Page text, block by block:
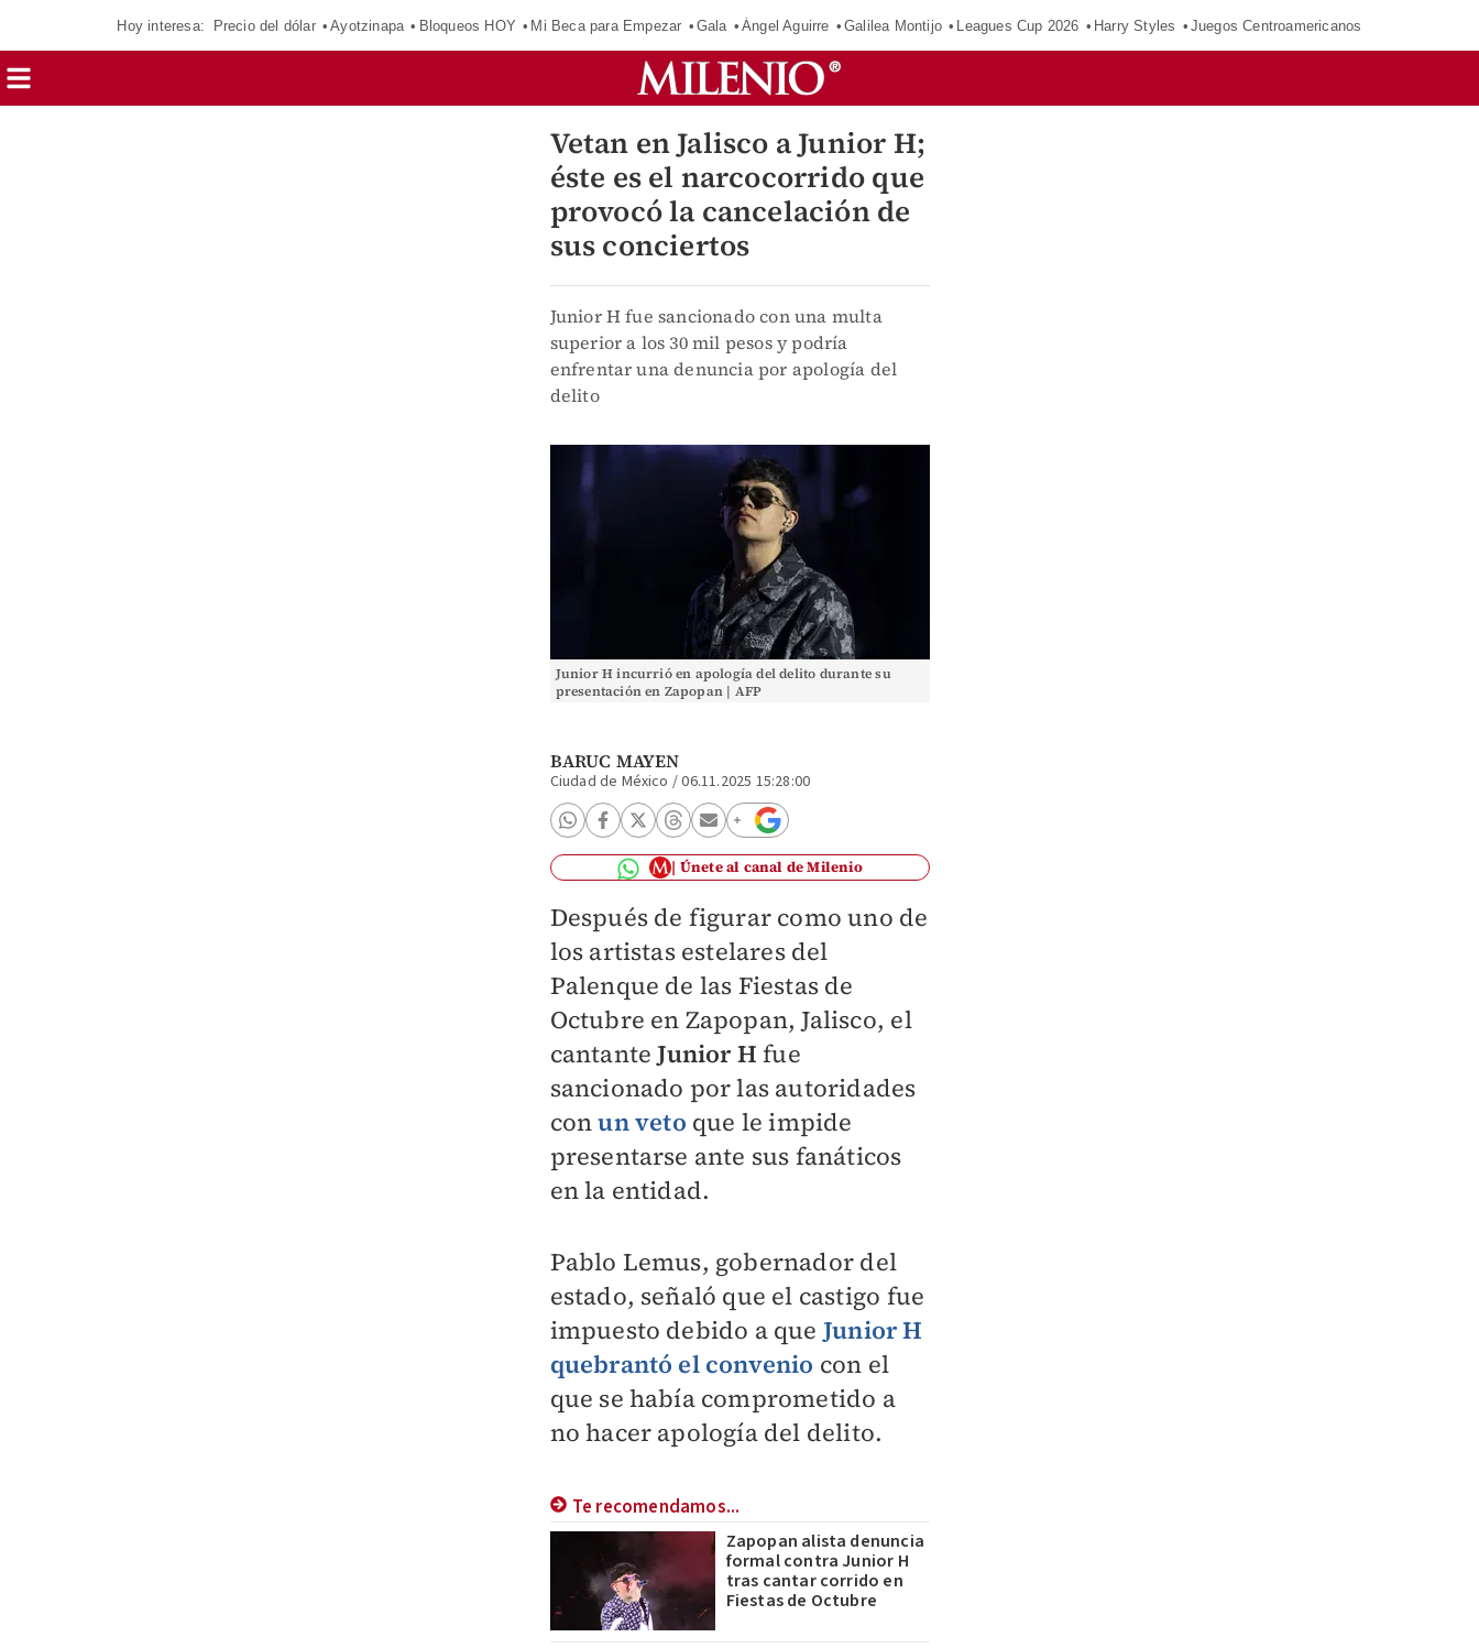
Hoy interesa: Precio del dólar Ayotzinapa Bloqueos HOY Mi Beca para Empezar Gala Ángel Aguirre Galilea Montijo Leagues Cup 2026 Harry Styles Juegos Centroamericanos
Vetan en Jalisco a Junior H;
éste es el narcocorrido que
provocó la cancelación de
sus conciertos
Junior H fue sancionado con una multa
superior a los 30 mil pesos y podría
enfrentar una denuncia por apología del
delito
Junior H incurrió en apología del delito durante su
presentación en Zapopan | AFP
BARUC MAYEN
Ciudad de México /06.11.2025 15:28:00
Únete al canal de Milenio
Después de figurar como uno de
los artistas estelares del
Palenque de las Fiestas de
Octubre en Zapopan, Jalisco, el
cantanteJunior H fue
sancionado por las autoridades
conun veto que le impide
presentarse ante sus fanáticos
en la entidad.
Pablo Lemus, gobernador del
estado, señaló que el castigo fue
impuesto debido a que Junior H
quebrantó el convenio con el
que se había comprometido a
no hacer apología del delito.
Te recomendamos...
Zapopan alista denuncia
formal contra Junior H
tras cantar corrido en
Fiestas de Octubre